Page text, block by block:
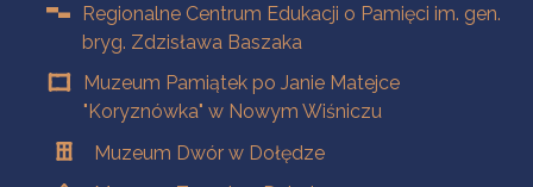
Regionalne Centrum Edukacji o Pamięci im. gen.
bryg. Zdzisława Baszaka
Muzeum Pamiątek po Janie Matejce
"Koryznówka" w Nowym Wiśniczu
Muzeum Dwór w Dołędze